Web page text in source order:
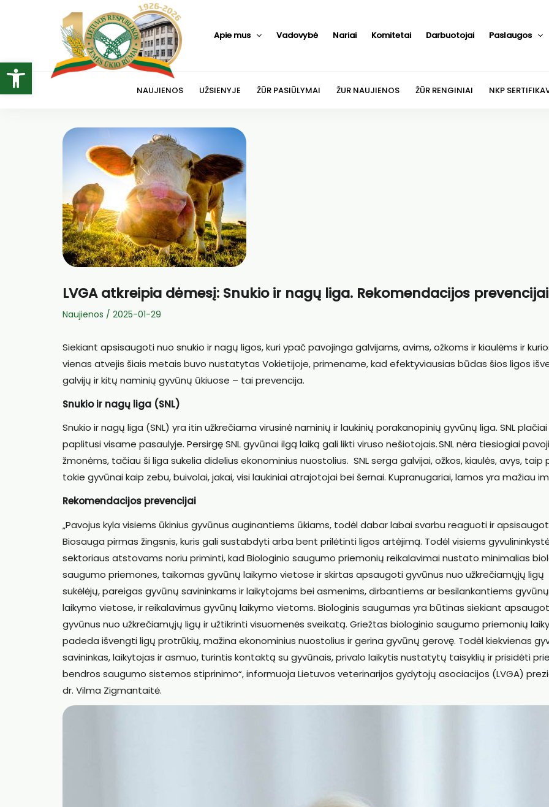
Open toolbar
Apie mus Vadovybė Nariai Komitetai Darbuotojai Paslaugos
NAUJIENOS UŽSIENYJE ŽŪR PASIŪLYMAI ŽUR NAUJIENOS ŽŪR RENGINIAI NKP
LVGA atkreipia dėmesį: Snukio ir nagų liga. Rekomendacijos prevencijai
Naujienos / 2025-01-29
Siekiant apsisaugoti nuo snukio ir nagų ligos, kuri ypač pavojinga galvijams, avims, ožkoms ir kiaulėms ir
vienas atvejis šiais metais buvo nustatytas Vokietijoje, primename, kad efektyviausias būdas šios ligos
galvijų ir kitų naminių gyvūnų ūkiuose – tai prevencija.
Snukio ir nagų liga (SNL)
Snukio ir nagų liga (SNL) yra itin užkrečiama virusinė naminių ir laukinių porakanopinių gyvūnų liga. SNL plačiai
paplitusi visame pasaulyje. Persirgę SNL gyvūnai ilgą laiką gali likti viruso nešiotojais. SNL nėra tiesiogiai
žmonėms, tačiau ši liga sukelia didelius ekonominius nuostolius. SNL serga galvijai, ožkos, kiaulės, avys, taip
tokie gyvūnai kaip zebu, buivolai, jakai, visi laukiniai atrajotojai bei šernai. Kupranugariai, lamos yra mažiau
Rekomendacijos prevencijai
„Pavojus kyla visiems ūkinius gyvūnus auginantiems ūkiams, todėl dabar labai svarbu reaguoti ir
Biosauga pirmas žingsnis, kuris gali sustabdyti arba bent prilėtinti ligos artėjimą. Todėl visiems
sektoriaus atstovams noriu priminti, kad Biologinio saugumo priemonių reikalavimai nustato minimalias
saugumo priemones, taikomas gyvūnų laikymo vietose ir skirtas apsaugoti gyvūnus nuo užkrečiamųjų ligų
sukėlėjų, pareigas gyvūnų savininkams ir laikytojams bei asmenims, dirbantiems ar besilankantiems gyvūnų
laikymo vietose, ir reikalavimus gyvūnų laikymo vietoms. Biologinis saugumas yra būtinas siekiant
gyvūnus nuo užkrečiamųjų ligų ir užtikrinti visuomenės sveikatą. Griežtas biologinio saugumo priemonių
padeda išvengti ligų protrūkių, mažina ekonominius nuostolius ir gerina gyvūnų gerovę. Todėl kiekvienas
savininkas, laikytojas ir asmuo, turintis kontaktą su gyvūnais, privalo laikytis nustatytų taisyklių ir prisidėti
bendros saugumo sistemos stiprinimo“, informuoja Lietuvos veterinarijos gydytojų asociacijos (LVGA)
dr. Vilma Zigmantaitė.